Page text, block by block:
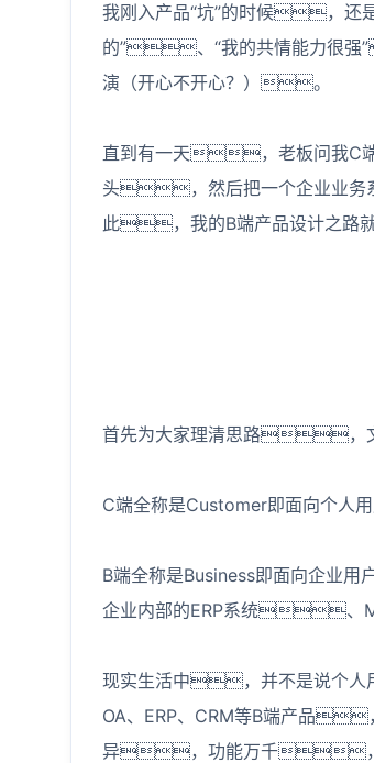
我刚入产品“坑”的时候，还
的”、“我的共情能力很强
演（开心不开心？）。
直到有一天，老板问我C
头，然后把一个企业业务
此，我的B端产品设计之路
首先为大家理清思路，
C端全称是Customer即面向
B端全称是Business即面向企
企业内部的ERP系统、
现实生活中，并不是说个人
OA、ERP、CRM等B端产品
异，功能万千，